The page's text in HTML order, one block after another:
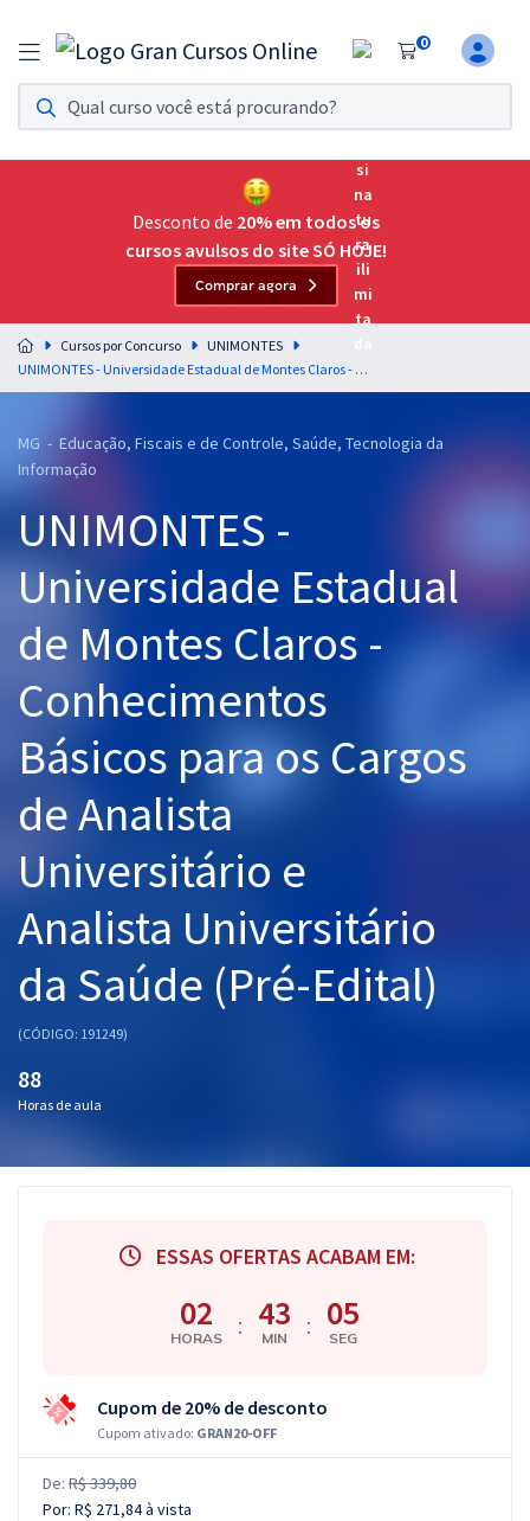
0
Assinatura Ilimitada 11
Acesso a todos os cursos. Teste grátis por 7 dias!
Assinatura OAB Até Passar
Acesso ilimitado a toda preparação para o Exame da
Residências Multiprofissionais
Preparação completa e intensiva para as principais
residências em saúde do Brasil
Assinatura Ilimitada
Graduação
OAB
Mentorias
Questões grátis
Conteúdo gratuito
Blog
Aprovados
Atendimento
Desconto de 20% em todos os
cursos avulsos do site SÓ HOJE!
Comprar agora
Cursos por Concurso
UNIMONTES
UNIMONTES - Universidade Estadual de Montes Claros - Conhecimentos Básicos para os Cargos de Analista Universitário e Analista Universitário da Saúde (Pré-Edital)
MG - Educação, Fiscais e de Controle, Saúde, Tecnologia da
Informação
UNIMONTES -
Universidade Estadual
de Montes Claros -
Conhecimentos
Básicos para os Cargos
de Analista
Universitário e
Analista Universitário
da Saúde (Pré-Edital)
(CÓDIGO: 191249)
88
Horas de aula
ESSAS OFERTAS ACABAM EM:
02
HORAS : 43
MIN : 04
SEG
Cupom de 20% de desconto
Cupom ativado: GRAN20-OFF
De: R$ 339,80
Por: R$ 271,84à vista